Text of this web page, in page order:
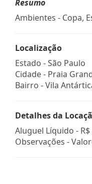
Resumo
Ambientes - Copa,
Localização
Estado -São Paulo
Cidade - Praia
Bairro -Vila
Detalhes da
Aluguel Líquido -
Observações -